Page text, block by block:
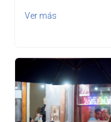
Ver más